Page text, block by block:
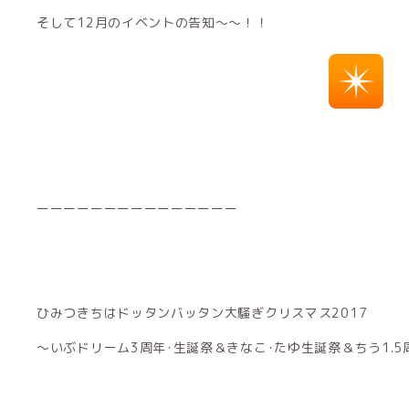
そして12月のイベントの告知～～！！
ーーーーーーーーーーーーーーー
ひみつきちはドッタンバッタン大騒ぎクリスマス2017
～いぶドリーム3周年･生誕祭＆きなこ･たゆ生誕祭＆ちう1.5